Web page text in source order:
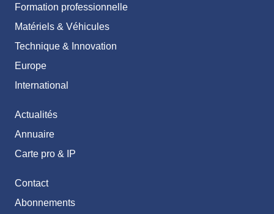
Formation professionnelle
Matériels & Véhicules
Technique & Innovation
Europe
International
Actualités
Annuaire
Carte pro & IP
Contact
Abonnements